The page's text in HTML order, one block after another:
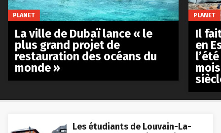
Les étudiants de Louvain-La-
PLANET
La ville de Dubaï lance « le
plus grand projet de
restauration des océans du
monde »
PLANET
Il
en